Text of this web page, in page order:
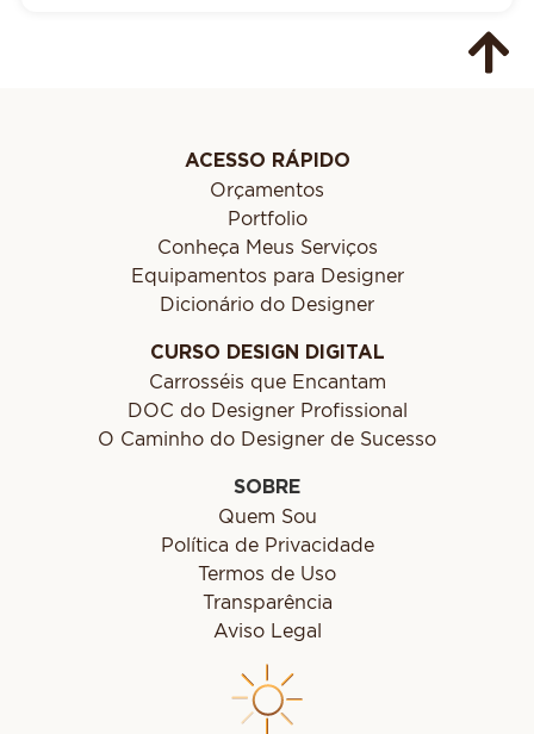
ACESSO RÁPIDO
Orçamentos
Portfolio
Conheça Meus Serviços
Equipamentos para Designer
Dicionário do Designer
CURSO DESIGN DIGITAL
Carrosséis que Encantam
DOC do Designer Profissional
O Caminho do Designer de Sucesso
SOBRE
Quem Sou
Política de Privacidade
Termos de Uso
Transparência
Aviso Legal